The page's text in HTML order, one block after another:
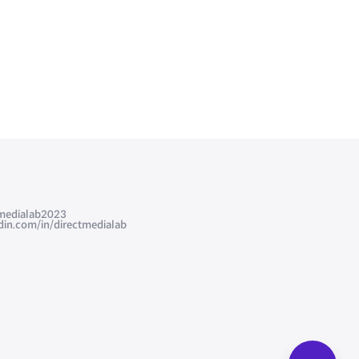
in/directmedialab